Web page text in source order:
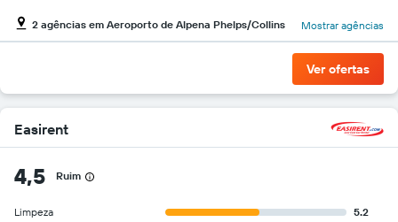
2 agências em Aeroporto de Alpena Phelps/Collins Mostrar agências
Ver ofertas
Easirent
4,5 Ruim
Limpeza
5.2